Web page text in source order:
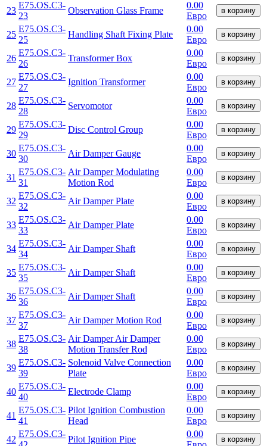
23
E75.OS.C3-
23
Observation Glass Frame
0.00
Евро
в корзину
25
E75.OS.C3-
25
Handling Shaft Fixing Plate
0.00
Евро
в корзину
26
E75.OS.C3-
26
Transformer Box
0.00
Евро
в корзину
27
E75.OS.C3-
27
Ignition Transformer
0.00
Евро
в корзину
28
E75.OS.C3-
28
Servomotor
0.00
Евро
в корзину
29
E75.OS.C3-
29
Disc Control Group
0.00
Евро
в корзину
30
E75.OS.C3-
30
Air Damper Gauge
0.00
Евро
в корзину
31
E75.OS.C3-
31
Air Damper Modulating
Motion Rod
0.00
Евро
в корзину
32
E75.OS.C3-
32
Air Damper Plate
0.00
Евро
в корзину
33
E75.OS.C3-
33
Air Damper Plate
0.00
Евро
в корзину
34
E75.OS.C3-
34
Air Damper Shaft
0.00
Евро
в корзину
35
E75.OS.C3-
35
Air Damper Shaft
0.00
Евро
в корзину
36
E75.OS.C3-
36
Air Damper Shaft
0.00
Евро
в корзину
37
E75.OS.C3-
37
Air Damper Motion Rod
0.00
Евро
в корзину
38
E75.OS.C3-
38
Air Damper Air Damper
Motion Transfer Rod
0.00
Евро
в корзину
39
E75.OS.C3-
39
Solenoid Valve Connection
Plate
0.00
Евро
в корзину
40
E75.OS.C3-
40
Electrode Clamp
0.00
Евро
в корзину
41
E75.OS.C3-
41
Pilot Ignition Combustion
Head
0.00
Евро
в корзину
42
E75.OS.C3-
Pilot Ignition Pipe
0.00
в корзину